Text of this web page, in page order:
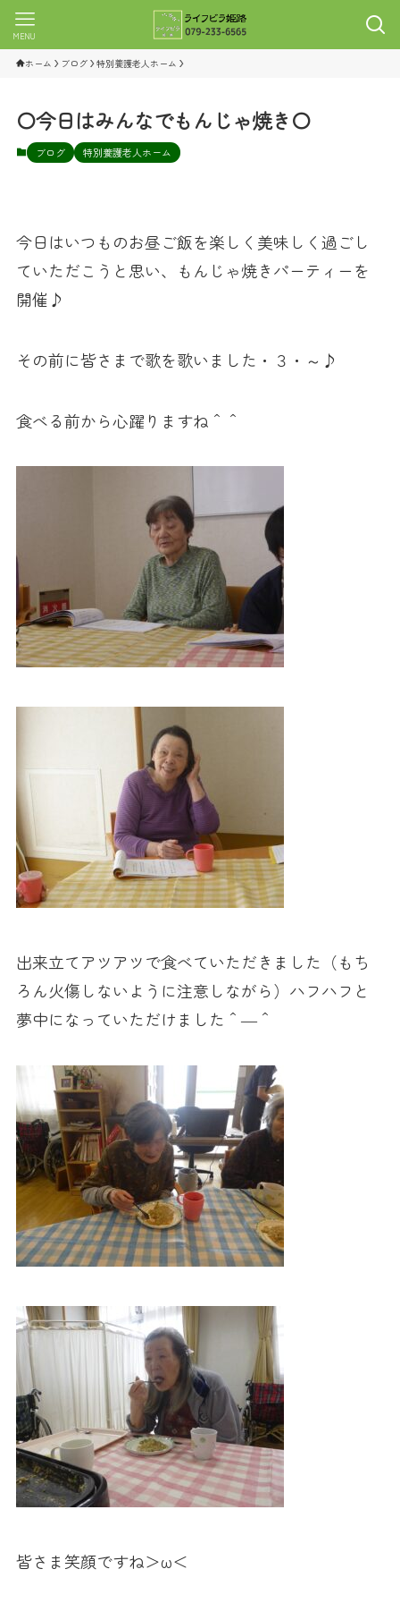
MENU
ホーム ブログ 特別養護老人ホーム
〇今日はみんなでもんじゃ焼き〇
ブログ 特別養護老人ホーム
今日はいつものお昼ご飯を楽しく美味しく過ごし
ていただこうと思い、もんじゃ焼きパーティーを
開催♪
その前に皆さまで歌を歌いました・３・～♪
食べる前から心躍りますね＾＾
出来立てアツアツで食べていただきました（もち
ろん火傷しないように注意しながら）ハフハフと
夢中になっていただけました＾―＾
皆さま笑顔ですね＞ω＜